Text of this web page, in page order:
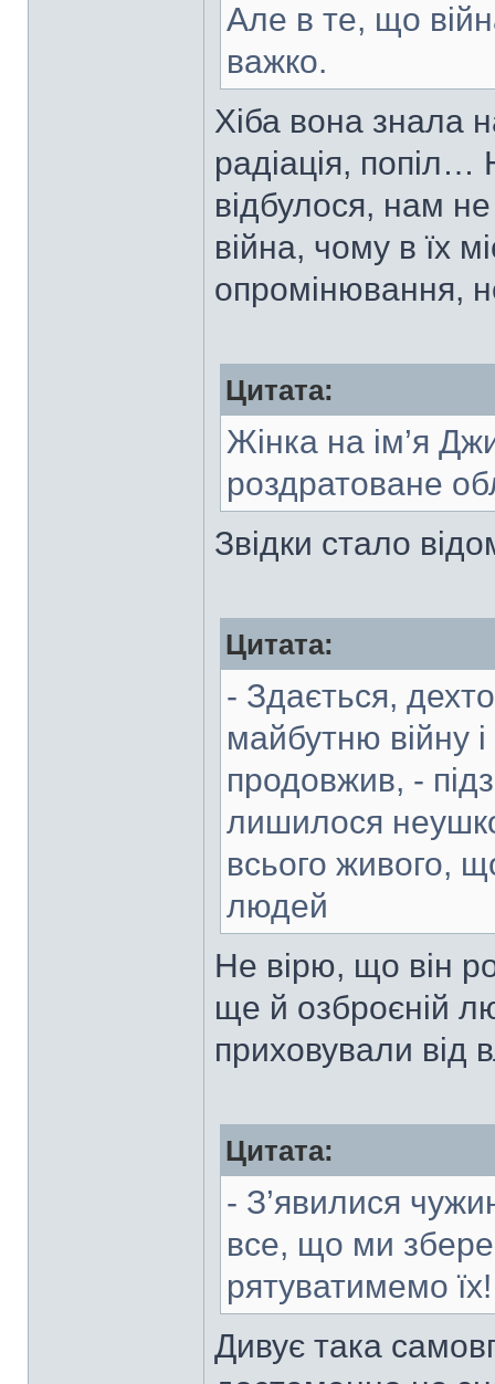
Але в те, що
важко.
Хіба вона знала
радіація,
відбулося, нам
війна, чому в їх
опромінювання,
Цитата:
Жінка на ім’я
роздратоване
Звідки стало
Цитата:
- Здається,
майбутню війну і
продовжив, -
лишилося
всього живого,
людей
Не вірю, що він
ще й озброєній
приховували від
Цитата:
- З’явилися
все, що ми
рятуватимемо їх!
Дивує така